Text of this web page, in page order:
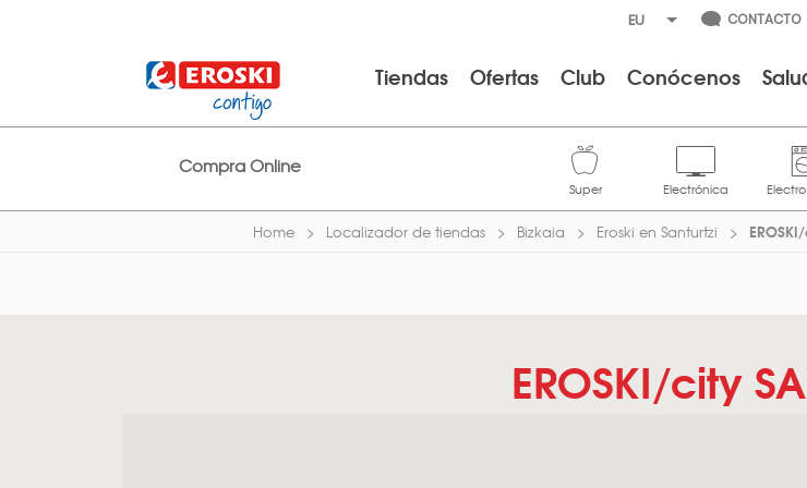
CONTACTO
Tiendas Ofertas Club Conócenos
Compra Online
Home Localizador de tiendas Bizkaia Eroski en Santurtzi
EROSKI/city